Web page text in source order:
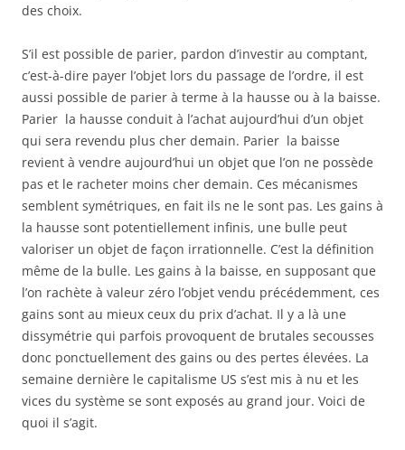
des choix.
S’il est possible de parier, pardon d’investir au comptant,
c’est-à-dire payer l’objet lors du passage de l’ordre, il est
aussi possible de parier à terme à la hausse ou à la baisse.
Parier la hausse conduit à l’achat aujourd’hui d’un objet
qui sera revendu plus cher demain. Parier la baisse
revient à vendre aujourd’hui un objet que l’on ne possède
pas et le racheter moins cher demain. Ces mécanismes
semblent symétriques, en fait ils ne le sont pas. Les gains à
la hausse sont potentiellement infinis, une bulle peut
valoriser un objet de façon irrationnelle. C’est la définition
même de la bulle. Les gains à la baisse, en supposant que
l’on rachète à valeur zéro l’objet vendu précédemment, ces
gains sont au mieux ceux du prix d’achat. Il y a là une
dissymétrie qui parfois provoquent de brutales secousses
donc ponctuellement des gains ou des pertes élevées. La
semaine dernière le capitalisme US s’est mis à nu et les
vices du système se sont exposés au grand jour. Voici de
quoi il s’agit.